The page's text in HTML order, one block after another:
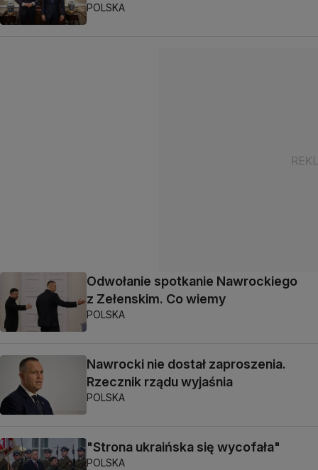
POLSKA
Odwołanie spotkanie Nawrockiego
z Zełenskim. Co wiemy
POLSKA
Nawrocki nie dostał zaproszenia.
Rzecznik rządu wyjaśnia
POLSKA
"Strona ukraińska się wycofała"
POLSKA